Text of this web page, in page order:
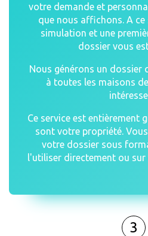
votre demande et
que nous affichons. A ce
simulation et une
dossier vous
Nous générons un dossier
à toutes les maisons
Ce service est entièrement
sont votre propriété.
votre dossier sous
l'utiliser directement ou
3